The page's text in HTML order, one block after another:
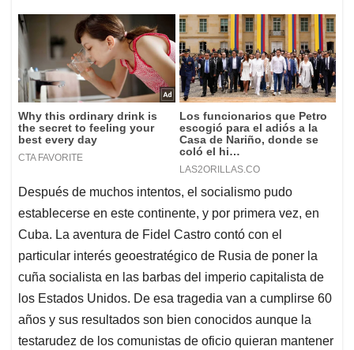
Después de muchos intentos, el socialismo pudo
establecerse en este continente, y por primera vez, en
Cuba. La aventura de Fidel Castro contó con el
particular interés geoestratégico de Rusia de poner la
cuña socialista en las barbas del imperio capitalista de
los Estados Unidos. De esa tragedia van a cumplirse 60
años y sus resultados son bien conocidos aunque la
testarudez de los comunistas de oficio quieran mantener